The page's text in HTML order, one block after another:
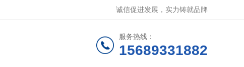
诚信促进发展，实力铸就品牌
服务热线：
15689331882